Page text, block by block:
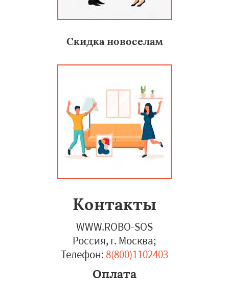
Скидка новоселам
Контакты
WWW.ROBO-SOS
Россия, г. Москва;
Телефон: 8(800)1102403
Оплата